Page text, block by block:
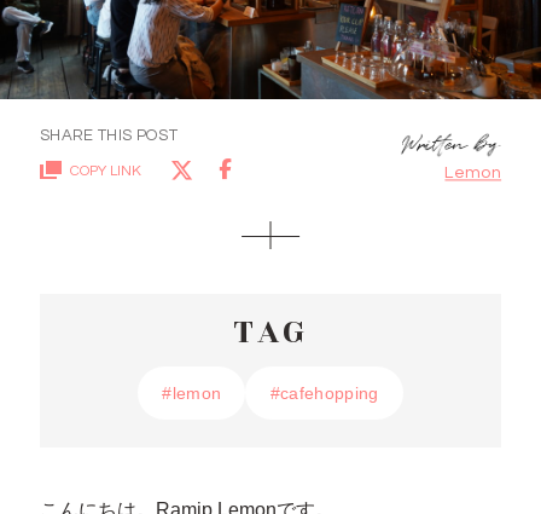
SHARE THIS POST
COPY LINK Lemon
TAG
#lemon
#lemon #cafehopping
#cafehopping